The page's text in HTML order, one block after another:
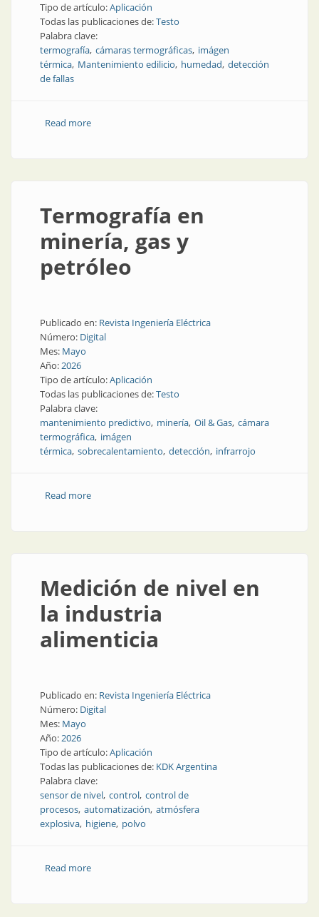
Tipo de artículo:Aplicación
Todas las publicaciones de:Testo
Palabra clave:
termografía cámaras termográficas imágen
térmica Mantenimiento edilicio humedad detección
de fallas
Read moreabout Funciones de la termografía en cualquier
Termografía en
minería, gas y
petróleo
Publicado en: Revista Ingeniería Eléctrica
Número: Digital
Mes: Mayo
Año:2026
Tipo de artículo:Aplicación
Todas las publicaciones de:Testo
Palabra clave:
mantenimiento predictivo minería Oil & Gas cámara
termográfica imágen
térmica sobrecalentamiento detección infrarrojo
Read moreabout Termografía en minería, gas y petróleo
Medición de nivel en
la industria
alimenticia
Publicado en: Revista Ingeniería Eléctrica
Número: Digital
Mes: Mayo
Año:2026
Tipo de artículo:Aplicación
Todas las publicaciones de: KDK Argentina
Palabra clave:
sensor de nivel control control de
procesos automatización atmósfera
explosiva higiene polvo
Read moreabout Medición de nivel en la industria alimenticia